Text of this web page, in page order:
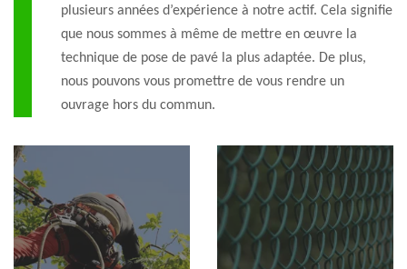
plusieurs années d’expérience à notre actif. Cela signifie
que nous sommes à même de mettre en œuvre la
technique de pose de pavé la plus adaptée. De plus,
nous pouvons vous promettre de vous rendre un
ouvrage hors du commun.